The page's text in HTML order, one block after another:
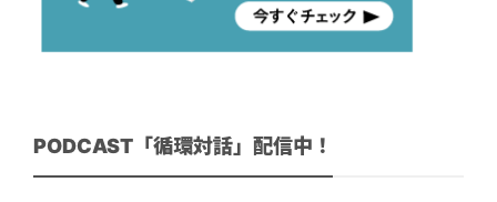
PODCAST「循環対話」配信中！